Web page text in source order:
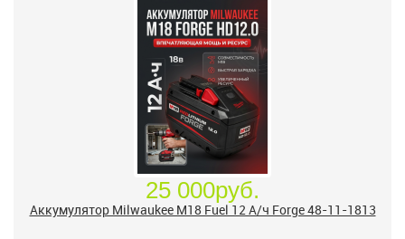
25 000руб.
Аккумулятор Milwaukee M18 Fuel 12 А/ч Forge 48-11-1813